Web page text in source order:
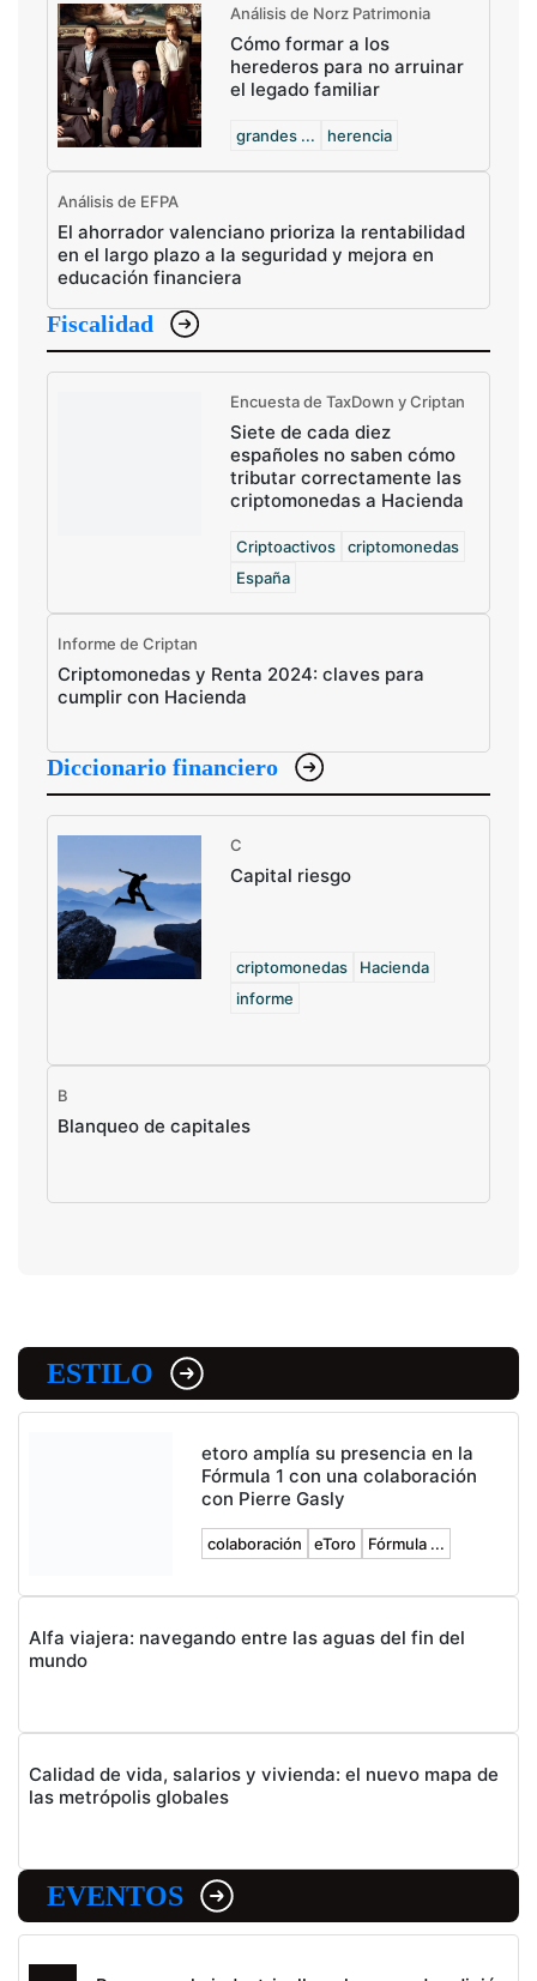
Análisis de Norz Patrimonia
Cómo formar a los
herederos para no arruinar
el legado familiar
grandes ... herencia
Análisis de EFPA
El ahorrador valenciano prioriza la rentabilidad
en el largo plazo a la seguridad y mejora en
educación financiera
Fiscalidad
Encuesta de TaxDown y Criptan
Siete de cada diez
españoles no saben cómo
tributar correctamente las
criptomonedas a Hacienda
Criptoactivos
criptomonedas
España
Informe de Criptan
Criptomonedas y Renta 2024: claves para
cumplir con Hacienda
Diccionario financiero
C
Capital riesgo
criptomonedas
Hacienda
informe
B
Blanqueo de capitales
ESTILO
etoro amplía su presencia en la
Fórmula 1 con una colaboración
con Pierre Gasly
colaboración eToro Fórmula ...
Alfa viajera: navegando entre las aguas del fin del
mundo
Calidad de vida, salarios y vivienda: el nuevo mapa de
las metrópolis globales
EVENTOS